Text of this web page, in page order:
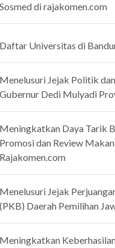
di rajakomen.com
Universitas di
Jejak Politik
Dedi Mulyadi
Daya Tarik
dan Review
Jejak
Daerah Pemilihan